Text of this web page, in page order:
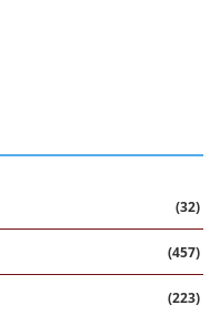
(32)
(457)
(223)